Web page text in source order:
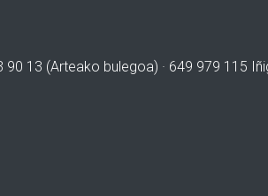
90 13 (Arteako bulegoa) · 649 979 115